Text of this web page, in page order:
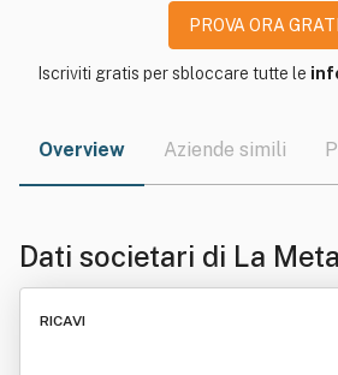
PROVA ORA
Iscriviti gratis per sbloccare tutte le
Overview Aziende simili
Dati societari di La
RICAVI